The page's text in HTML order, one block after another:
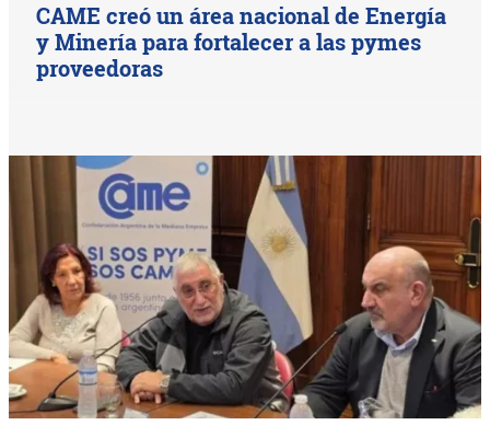
CAME creó un área nacional de Energía
y Minería para fortalecer a las pymes
proveedoras